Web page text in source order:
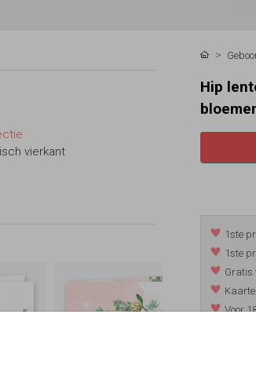
vierkant
Hip
1ste
1ste
Gratis
Voor
*m.u.v.